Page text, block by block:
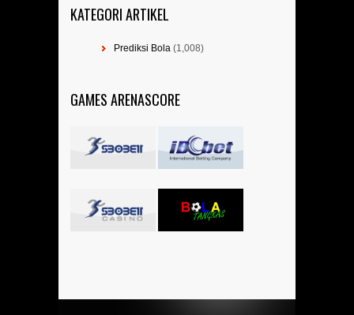
KATEGORI ARTIKEL
Prediksi Bola (1,008)
GAMES ARENASCORE